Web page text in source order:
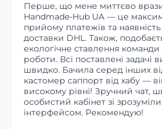
Перше, що мене миттєво
Handmade-Hub UA — це
прийому платежів та
доставки DHL. Також,
екологічне ставлення команди
роботи. Всі поставлені задачі
швидко. Бачила серед інших
кастомер саппорт від хабу —
високому рівні! Зручний чат,
особистий кабінет зі
інтерфейсом. Рекомендую!